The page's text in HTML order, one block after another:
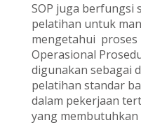
SOP juga berfungsi
pelatihan untuk
mengetahui proses
Operasional
digunakan sebagai
pelatihan standar
dalam pekerjaan
yang